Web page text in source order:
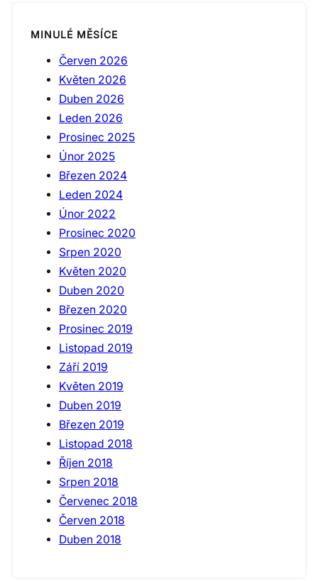
MINULÉ MĚSÍCE
Červen 2026
Květen 2026
Duben 2026
Leden 2026
Prosinec 2025
Únor 2025
Březen 2024
Leden 2024
Únor 2022
Prosinec 2020
Srpen 2020
Květen 2020
Duben 2020
Březen 2020
Prosinec 2019
Listopad 2019
Září 2019
Květen 2019
Duben 2019
Březen 2019
Listopad 2018
Říjen 2018
Srpen 2018
Červenec 2018
Červen 2018
Duben 2018